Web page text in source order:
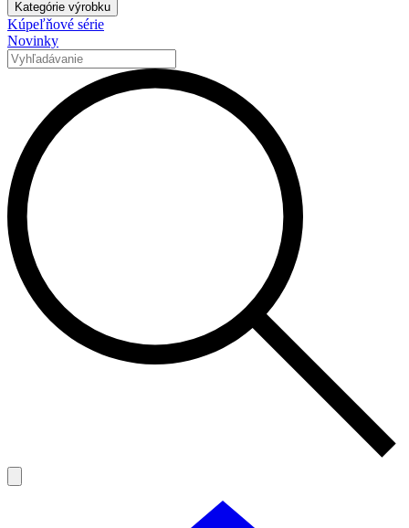
Kategórie výrobku
Kúpeľňové série
Novinky